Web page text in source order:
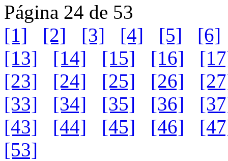
Página 24 de 53
[1]
[2] [3] [4] [5]
[6]
[13]
[14] [15] [16]
[23]
[24] [25] [26]
[33]
[34] [35] [36]
[43]
[44] [45] [46]
[53]